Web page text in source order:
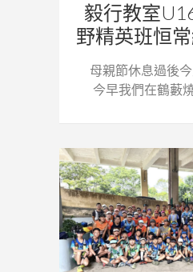
毅行教室
野精英班恒
母親節休息過後
今早我們在鶴藪